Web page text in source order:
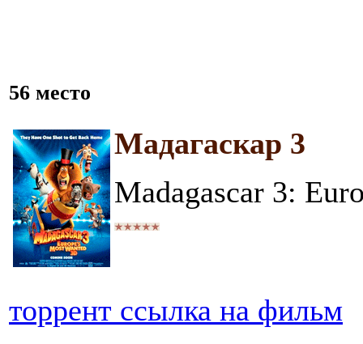
56 место
Мадагаскар 3
Madagascar 3:
торрент ссылка на фильм